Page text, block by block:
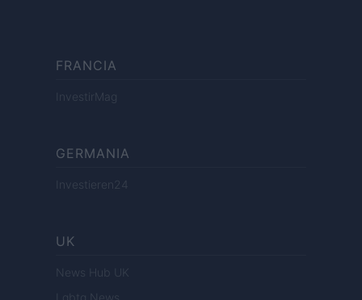
FRANCIA
InvestirMag
GERMANIA
Investieren24
UK
News Hub UK